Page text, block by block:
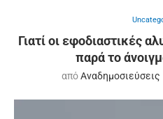
Γιατί οι εφοδιαστικές
παρά το
απόΑναδημοσιεύσεις